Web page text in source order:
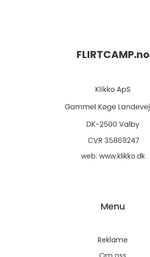
FLIRTCAMP.no
web: www.klikko.dk
Menu
Reklame